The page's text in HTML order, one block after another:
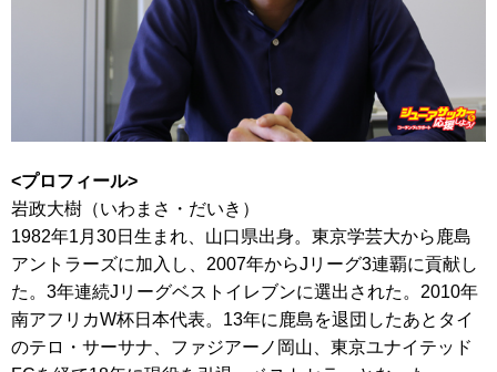
<プロフィール>
岩政大樹（いわまさ・だいき）
1982年1月30日生まれ、山口県出身。東京学芸大から鹿島
アントラーズに加入し、2007年からJリーグ3連覇に貢献し
た。3年連続Jリーグベストイレブンに選出された。2010年
南アフリカW杯日本代表。13年に鹿島を退団したあとタイ
のテロ・サーサナ、ファジアーノ岡山、東京ユナイテッド